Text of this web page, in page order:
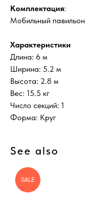
Комплектация:
Мобильный павильон
Характеристики
Длина: 6 м
Ширина: 5.2 м
Высота: 2.8 м
Вес: 15.5 кг
Число секций: 1
Форма: Круг
See also
SALE